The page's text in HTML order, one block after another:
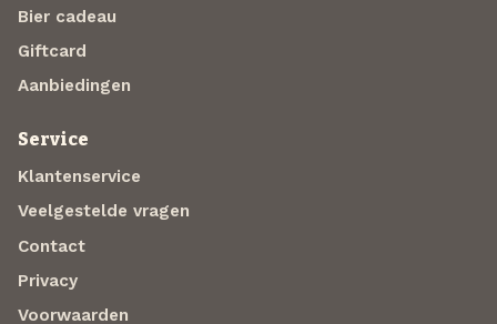
Bier cadeau
Giftcard
Aanbiedingen
Service
Klantenservice
Veelgestelde vragen
Contact
Privacy
Voorwaarden